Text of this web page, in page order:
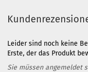
Leider sind noch keine
Erste, der das Produkt
Sie müssen angemeldet